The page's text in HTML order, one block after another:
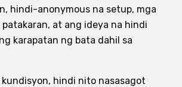
hindi-anonymous na setup, mga
at ang ideya na hindi
karapatan ng bata dahil sa
kundisyon, hindi nito nasasagot